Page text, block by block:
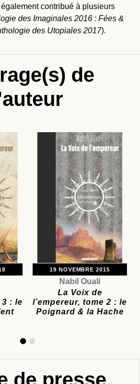
contribué à plusieurs
des Imaginales 2016 : Fées &
des Utopiales 2017).
de
3 : le
19 NOVEMBRE 2015
Nabil Ouali
La Voix de
l’empereur, tome 2 : le
Poignard & la Hache
de presse